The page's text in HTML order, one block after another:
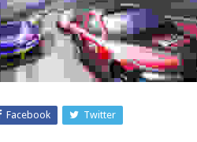
Facebook Twitter